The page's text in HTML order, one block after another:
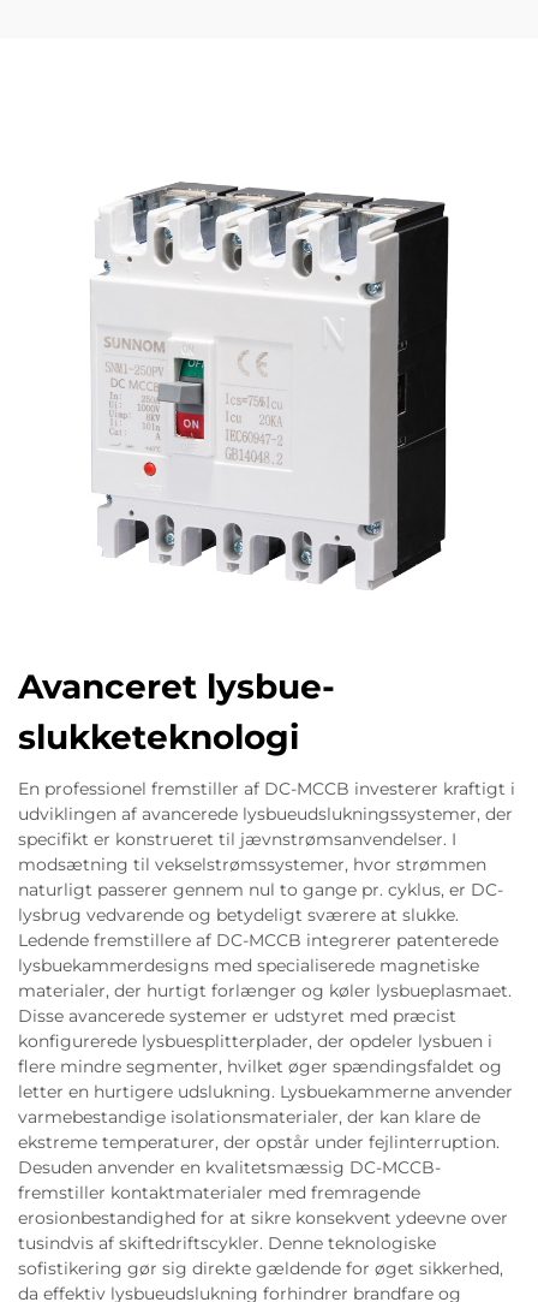
Avanceret lysbue-
slukketeknologi
En professionel fremstiller af DC-MCCB investerer kraftigt i
udviklingen af avancerede lysbueudslukningssystemer, der
specifikt er konstrueret til jævnstrømsanvendelser. I
modsætning til vekselstrømssystemer, hvor strømmen
naturligt passerer gennem nul to gange pr. cyklus, er DC-
lysbrug vedvarende og betydeligt sværere at slukke.
Ledende fremstillere af DC-MCCB integrerer patenterede
lysbuekammerdesigns med specialiserede magnetiske
materialer, der hurtigt forlænger og køler lysbueplasmaet.
Disse avancerede systemer er udstyret med præcist
konfigurerede lysbuesplitterplader, der opdeler lysbuen i
flere mindre segmenter, hvilket øger spændingsfaldet og
letter en hurtigere udslukning. Lysbuekammerne anvender
varmebestandige isolationsmaterialer, der kan klare de
ekstreme temperaturer, der opstår under fejlinterruption.
Desuden anvender en kvalitetsmæssig DC-MCCB-
fremstiller kontaktmaterialer med fremragende
erosionbestandighed for at sikre konsekvent ydeevne over
tusindvis af skiftedriftscykler. Denne teknologiske
sofistikering gør sig direkte gældende for øget sikkerhed,
da effektiv lysbueudslukning forhindrer brandfare og